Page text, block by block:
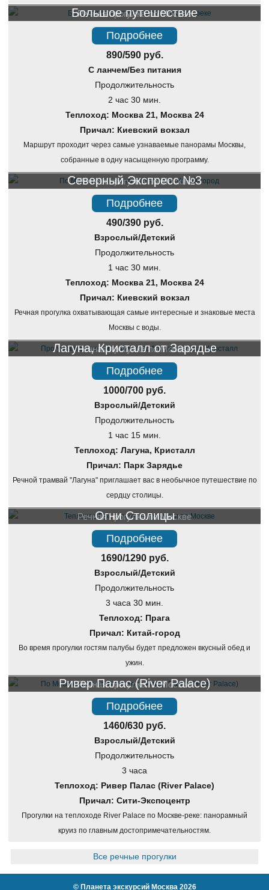
Речная прогулка по Москве
Большое путешествие
Подробнее
890/590 руб.
С ланчем/Без питания
Продолжительность
2 час 30 мин.
Теплоход: Москва 21, Москва 24
Причал: Киевский вокзал
Маршрут проходит через самые узнаваемые панорамы Москвы,
собранные в одну насыщенную программу.
Речная прогулка по Москве
Северный Экспресс №3
Подробнее
490/390 руб.
Взрослый/Детский
Продолжительность
1 час 30 мин.
Теплоход: Москва 21, Москва 24
Причал: Киевский вокзал
Речная прогулка охватывающая самые интересные и знаковые места
Москвы с воды.
Речная прогулка по Москве
Лагуна, Кристалл от Зарядье
Подробнее
1000/700 руб.
Взрослый/Детский
Продолжительность
1 час 15 мин.
Теплоход: Лагуна, Кристалл
Причал: Парк Зарядье
Речной трамвай "Лагуна" приглашает вас в необычное путешествие по
сердцу столицы.
Речная прогулка по Москве
Огни Столицы
Подробнее
1690/1290 руб.
Взрослый/Детский
Продолжительность
3 часа 30 мин.
Теплоход: Прага
Причал: Китай-город
Во время прогулки гостям палубы будет предложен вкусный обед и
ужин.
Речная прогулка по Москве
Ривер Палас (River Palace)
Подробнее
1460/630 руб.
Взрослый/Детский
Продолжительность
3 часа
Теплоход: Ривер Палас (River Palace)
Причал: Сити-Экспоцентр
Прогулки на теплоходе River Palace по Москве-реке: панорамный
круиз по главным достопримечательностям.
Все речные прогулки
© Планета экскурсий Москва2026